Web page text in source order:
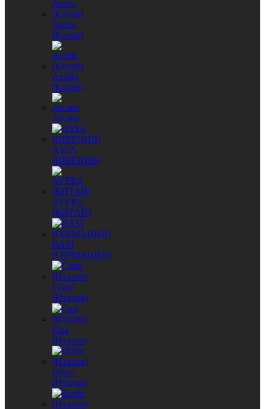
Apecs
(Китай)
Apollo
(Китай)
Arcano
ASSA
(ШВЕЦИЯ)
AVERS
(КИТАЙ)
BASI
(ГЕРМАНИЯ)
Came
(Италия)
Cisa
(Италия)
DiSec
(Италия)